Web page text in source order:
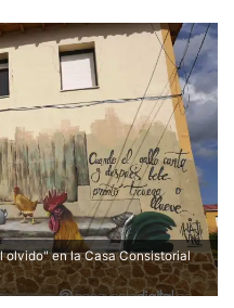
olvido" en la Casa Consistorial